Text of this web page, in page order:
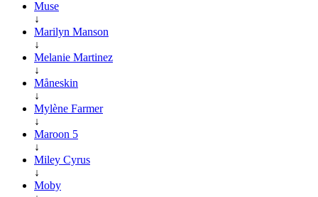
Muse
↓
Marilyn Manson
↓
Melanie Martinez
↓
Måneskin
↓
Mylène Farmer
↓
Maroon 5
↓
Miley Cyrus
↓
Moby